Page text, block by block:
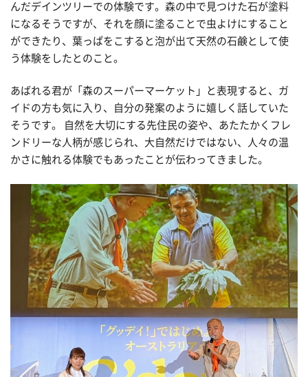
んだデインツリーでの体験です。森の中で見つけた石が塗料
になるそうですが、それを顔に塗ることで虫よけにすること
ができたり、葉っぱをこすると泡が出て天然の石鹸として使
う体験をしたとのこと。
あばれる君が「森のスーパーマーケット」と表現すると、ガ
イドの方も気に入り、自分の発案のように嬉しく話していた
そうです。
自然を大切にする先住民の姿や、あたたかくフレ
ンドリーな人柄が感じられ、大自然だけではない、人々の温
かさに触れる体験でもあったことが伝わってきました。